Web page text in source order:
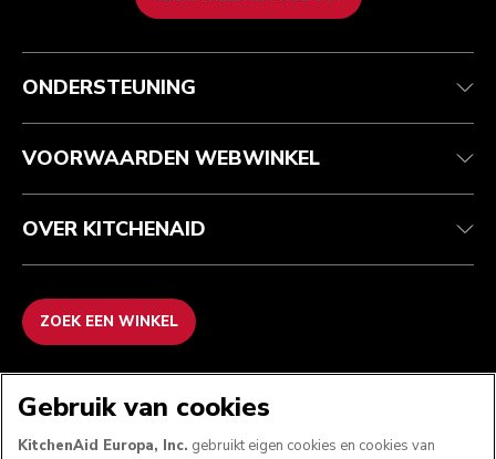
Health check
Je bestelling volgen
Recupel
Algemene voorwaarden
Retournering en terugbetaling
ODR
Het merk
Zoek een winkel
ONDERSTEUNING
VOORWAARDEN WEBWINKEL
OVER KITCHENAID
ZOEK EEN WINKEL
Gebruik van cookies
KitchenAid Europa, Inc. gebruikt eigen cookies en cookies van